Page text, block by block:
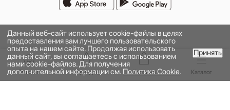
2026 © УНИВЕРМАГ БОЛЬШОЙ | ООО "НЬЮ МАРКЕТ"
Данный веб-сайт использует cookie-файлы в целях
предоставления вам лучшего пользовательского
опыта на нашем сайте. Продолжая использовать
данный сайт, вы соглашаетесь с использованием
нами cookie-файлов. Для получения
дополнительной информации см. Политика Cookie.
Принять
Главная Бренды Корзина Каталог